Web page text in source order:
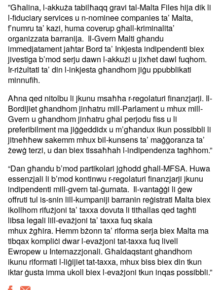
”Għalina, l-akkuża tabilħaqq gravi tal-Malta Files hija dik li
l-fiduciary services u n-nominee companies ta’ Malta,
f’numru ta’ kazi, huma coverup għall-kriminalita’
organizzata barranija. Il-Gvern Malti għandu
immedjatament jaħtar Bord ta’ Inkjesta indipendenti biex
jivestiga b’mod serju dawn l-akkużi u jixħet dawl fuqhom.
Ir-riżultati ta’ din l-inkjesta għandhom jiġu ppubblikati
minnufih.
Aħna qed nitolbu li jkunu msaħħa r-regolaturi finanzjarji. Il-
Bordijiet għandhom jinħatru mill-Parlament u mhux mill-
Gvern u għandhom jinħatru għal perjodu fiss u li
preferibilment ma jiġġeddidx u m’għandux ikun possibbli li
jitneħħew sakemm mhux bil-kunsens ta’ maġġoranza ta’
żewġ terzi, u dan biex tissaħħah l-indipendenza tagħhom.”
“Dan għandu b’mod partikolari jgħodd għall-MFSA. Huwa
essenzjali li b’mod kontinwu r-regolaturi finanzjarji jkunu
indipendenti mill-gvern tal-ġurnata. Il-vantaġġi li ġew
offruti tul is-snin lill-kumpaniji barranin reġistrati Malta biex
ikollhom rifużjoni ta’ taxxa dovuta li titħallas qed tagħti
libsa legali lill-evażjoni ta’ taxxa fuq skala
mhux żgħira. Hemm bżonn ta’ riforma serja biex Malta ma
tibqax kompliċi dwar l-evażjoni tat-taxxa fuq livell
Ewropew u Internazzjonali. Għaldaqstant ghandhom
ikunu riformati l-liġijiet tat-taxxa, mhux biss biex din tkun
iktar ġusta imma ukoll biex l-evażjoni tkun inqas possibbli.”